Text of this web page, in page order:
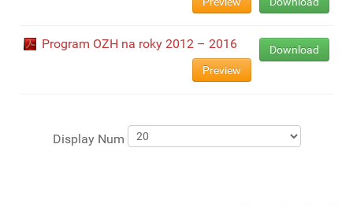
Program OZH na roky 2012 – 2016
Download
Preview
Display Num